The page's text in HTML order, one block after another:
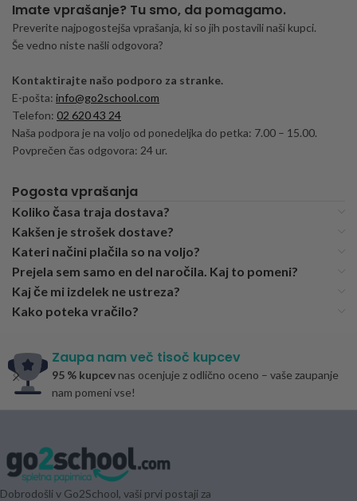
Imate vprašanje? Tu smo, da pomagamo.
Preverite najpogostejša vprašanja, ki so jih postavili naši kupci.
Še vedno niste našli odgovora?
Kontaktirajte našo podporo za stranke.
E-pošta: info@go2school.com
Telefon: 02 620 43 24
Naša podpora je na voljo od ponedeljka do petka: 7.00 – 15.00.
Povprečen čas odgovora: 24 ur.
Pogosta vprašanja
Koliko časa traja dostava?
Kakšen je strošek dostave?
Kateri načini plačila so na voljo?
Prejela sem samo en del naročila. Kaj to pomeni?
Kaj če mi izdelek ne ustreza?
Kako poteka vračilo?
Zaupa nam več tisoč kupcev
95 % kupcev nas ocenjuje z odlično oceno – vaše zaupanje
nam pomeni vse!
Dobrodošli v Go2School, vaši prvi postaji za